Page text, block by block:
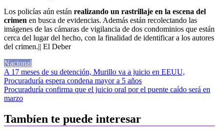
Los policías aún están realizando un rastrillaje en la escena del
crimen en busca de evidencias. Además están recolectando las
imágenes de las cámaras de vigilancia de dos condominios que están
cerca del lugar del hecho, con la finalidad de identificar a los autores
del crimen.|| El Deber
Nacional
Navegación
de
entradas
A 17 meses de su detención, Murillo va a juicio en EEUU,
Procuraduría espera condena mayor a 5 años
Procuraduría confirma que el juicio oral por el puente caído será en
marzo
Tambíen te puede interesar